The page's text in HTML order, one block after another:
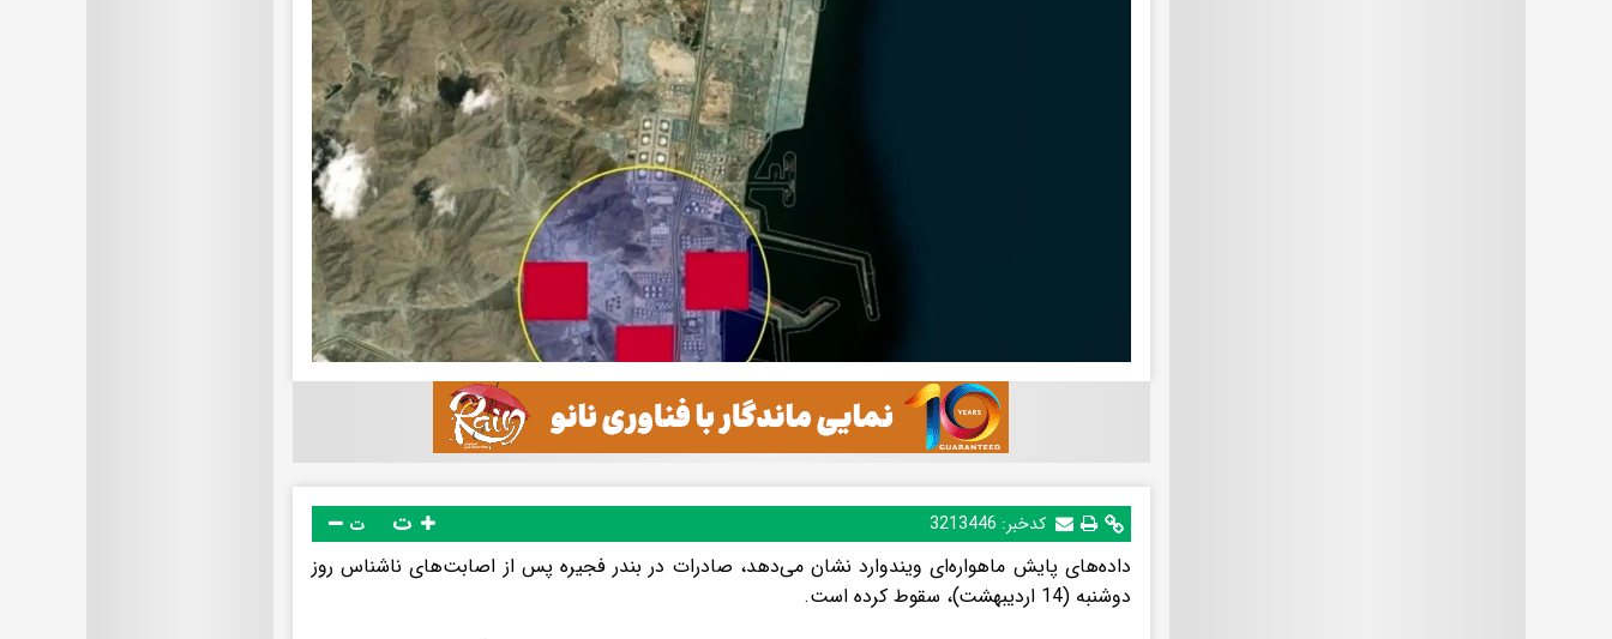
کدخبر: 3213446 ت
داده‌های پایش ماهواره‌ای ویندوارد نشان می‌دهد، صادرات در بندر فجیره پس از اصابت‌های ناشناس روز
دوشنبه (14 اردیبهشت)، سقوط کرده است.